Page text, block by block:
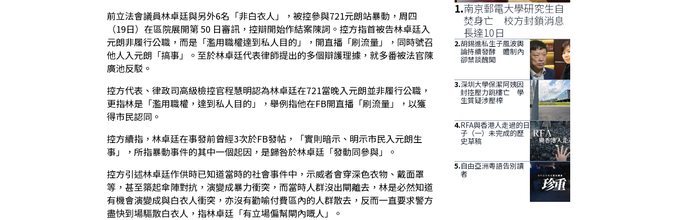
前立法會議員林卓廷與另外6名「非白衣人」，被控參與721元朗站暴動，周四
（19日）在區院展開第 50 日審訊，控辯開始作結案陳詞。控方指首被告林卓廷入
元朗非履行公職，而是「濫用職權達到私人目的」，開直播「刷流量」，同時號召
他人入元朗「搞事」。至於林卓廷代表律師提出的多個辯護理據，就多番被法官陳
廣池反駁。
控方代表、律政司高級檢控官程慧明認為林卓廷在721當晚入元朗並非履行公職，
更指林是「濫用職權，達到私人目的」，舉例指他在FB開直播「刷流量」，以獲
得市民認同。
控方續指，林卓廷在事發前曾經3次於FB發帖，「實則暗示、明示市民入元朗生
事」，所指暴動事件的其中一個起因，是歸咎於林卓廷「發動同參與」。
控方引述林卓廷作供時已知道當時的社會事件中，示威者會穿深色衣物、戴面罩
等，甚至築起傘陣對抗，演變成暴力衝突，而當時人群沒出閘離去，林是必然知道
有機會演變成與白衣人衝突，亦沒有勸喻付費區內的人群散去，反而一直要求警方
盡快到場驅散白衣人，指林卓廷「有立場偏幫閘內嘅人」。
1.南京郵電大學研究生自
焚身亡 校方封鎖消息
長達10日
2.胡錫進私生子風波輿
論持續發酵 體制內
卻禁談醜聞
3.深圳大學保潔阿姨因
封控壓力跳樓亡 學
生質疑涉壓榨
4.RFA與香港人走過的日
子（一）未完成的歷
史草稿
5.自由亞洲粵語告別讀
者